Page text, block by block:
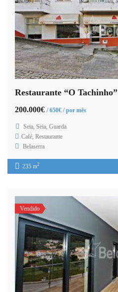
Restaurante “O Tachinho”
200.000€ / 650€ / por mês
Seia, Seia, Guarda
Café, Restaurante
Belaserra
235 m2
Vendido